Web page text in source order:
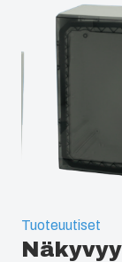
Tuoteuutiset